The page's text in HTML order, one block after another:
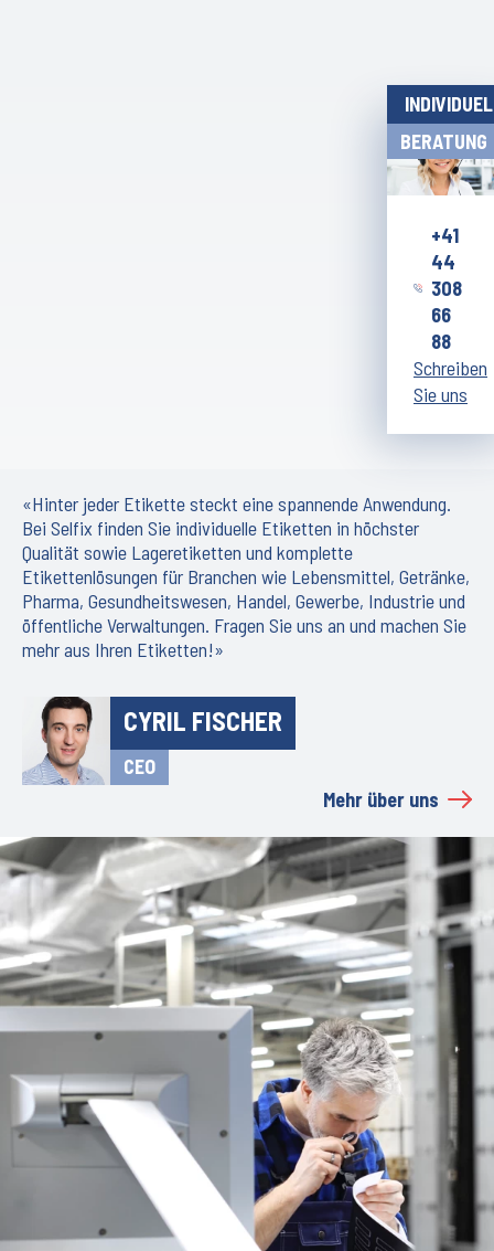
BERATUNG
+41
44
308
66
88
Schreiben
Sie uns
«Hinter jeder Etikette steckt eine spannende Anwendung.
Bei Selfix finden Sie individuelle Etiketten in höchster
Qualität sowie Lageretiketten und komplette
Etikettenlösungen für Branchen wie Lebensmittel, Getränke,
Pharma, Gesundheitswesen, Handel, Gewerbe, Industrie und
öffentliche Verwaltungen. Fragen Sie uns an und machen Sie
mehr aus Ihren Etiketten!»
CYRIL FISCHER
CEO
Mehr über uns